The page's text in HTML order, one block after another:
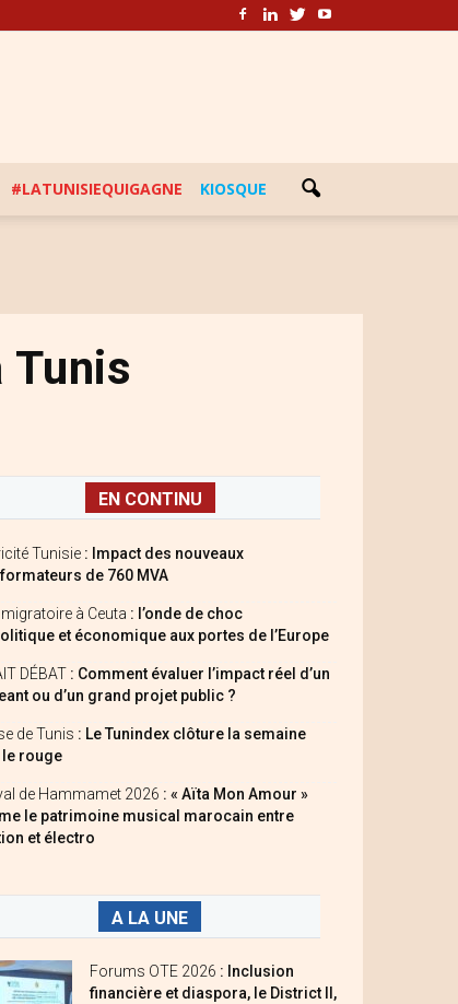
#LATUNISIEQUIGAGNE KIOSQUE
Tunis
EN CONTINU
Tunisie : Impact des nouveaux
de 760 MVA
à Ceuta : l’onde de choc
et économique aux portes de l’Europe
DÉBAT : Comment évaluer l’impact réel d’un
ou d’un grand projet public ?
de Tunis : Le Tunindex clôture la semaine
le rouge
de Hammamet 2026 : « Aïta Mon Amour »
le patrimoine musical marocain entre
et électro
A LA UNE
Forums OTE 2026 : Inclusion
financière et diaspora, le District II,